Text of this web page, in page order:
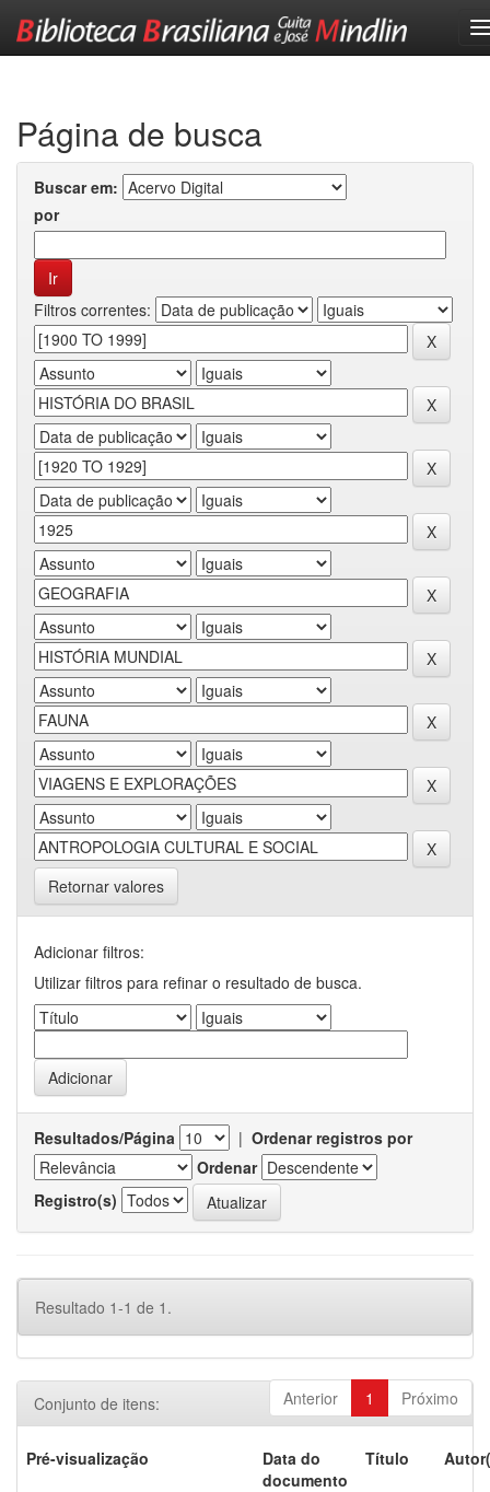
Página de busca
Buscar em:
por
Filtros correntes:
Retornar valores
Adicionar filtros:
Utilizar filtros para refinar o resultado de busca.
Resultados/Página | Ordenar registros por
Ordenar
Registro(s)
Resultado 1-1 de 1.
Anterior 1 Próximo
Conjunto de itens:
Pré-visualização
Data do
documento
Título